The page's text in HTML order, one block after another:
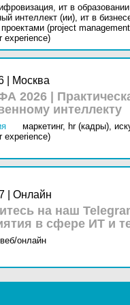
ит в
интеллект (ии), ит в
(project
experience)
| Москва
2026 |
интеллекту
маркетинг, hr (кадры),
experience)
| Онлайн
на наш
в сфере ИТ и
веб/онлайн